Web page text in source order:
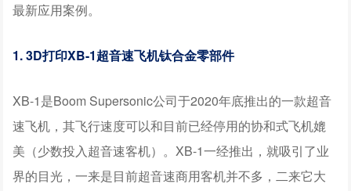
最新应用案例。
1. 3D打印XB-1超音速飞机钛合金零部件
XB-1是Boom Supersonic公司于2020年底推出的一款超音
速飞机，其飞行速度可以和目前已经停用的协和式飞机媲
美（少数投入超音速客机）。XB-1一经推出，就吸引了业
界的目光，一来是目前超音速商用客机并不多，二来它大